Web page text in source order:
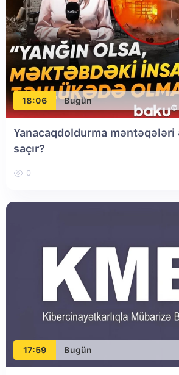
18:06 Bugün
Yanacaqdoldurma
saçır?
0
17:59 Bugün